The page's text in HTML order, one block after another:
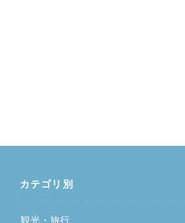
カテゴリ別
観光・旅行